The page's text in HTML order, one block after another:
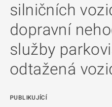
silničních
dopravní
služby
odtažená
PUBLIKUJÍCÍ